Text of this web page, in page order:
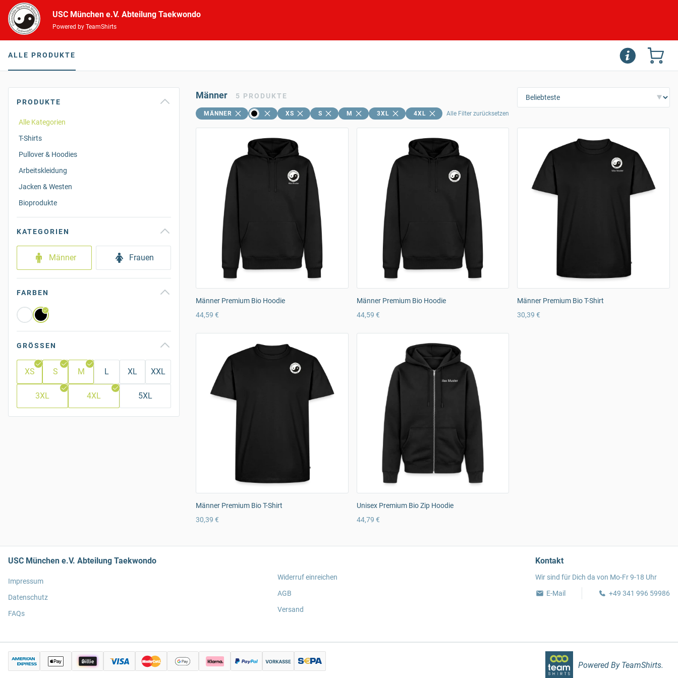
USC München e.V. Abteilung Taekwondo
Powered by TeamShirts
ALLE PRODUKTE
PRODUKTE
Alle Kategorien
T-Shirts
Pullover & Hoodies
Arbeitskleidung
Jacken & Westen
Bioprodukte
KATEGORIEN
Männer Frauen
FARBEN
GRÖSSEN
XS S M L XL XXL
3XL 4XL 5XL
Männer 5 PRODUKTE
MÄNNER XS S M 3XL 4XL Alle Filter zurücksetzen
Männer Premium Bio Hoodie
44,59 €
Männer Premium Bio Hoodie
44,59 €
Männer Premium Bio T-Shirt
30,39 €
Männer Premium Bio T-Shirt
30,39 €
Unisex Premium Bio Zip Hoodie
44,79 €
USC München e.V. Abteilung Taekwondo
Impressum
Datenschutz
FAQs
Widerruf einreichen
AGB
Versand
Kontakt
Wir sind für Dich da von Mo-Fr 9-18 Uhr
E-Mail
+49 341 996 59986
Powered By TeamShirts.